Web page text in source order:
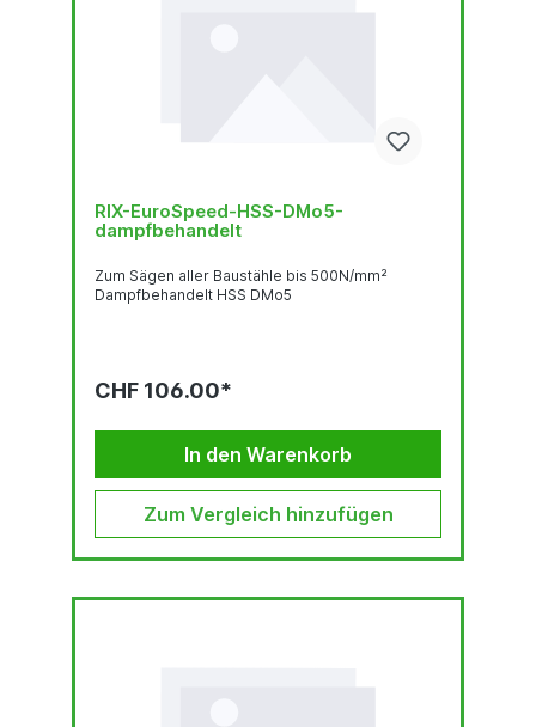
RIX-EuroSpeed-HSS-DMo5-
dampfbehandelt
Zum Sägen aller Baustähle bis 500N/mm²
Dampfbehandelt HSS DMo5
CHF 106.00*
In den Warenkorb
Zum Vergleich hinzufügen